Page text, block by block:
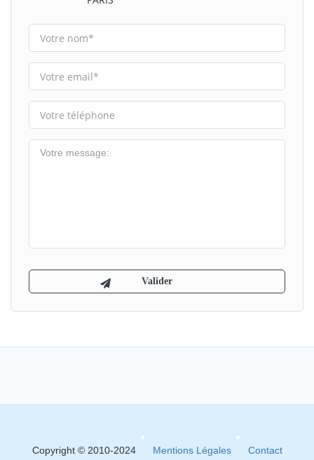
Copyright © 2010-2024 Mentions Légales Contact